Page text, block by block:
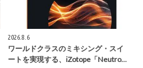
2026.8.6
ワールドクラスのミキシング・スイ
ートを実現する、iZotope「Neutro…